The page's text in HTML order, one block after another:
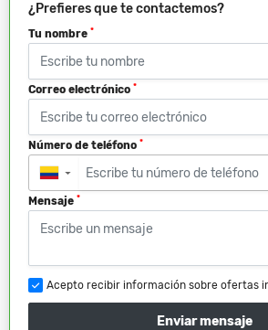
¿Prefieres que te contactemos?
Tu nombre *
Correo electrónico *
Número de teléfono *
▼
Mensaje *
Acepto recibir información sobre ofertas
Enviar mensaje